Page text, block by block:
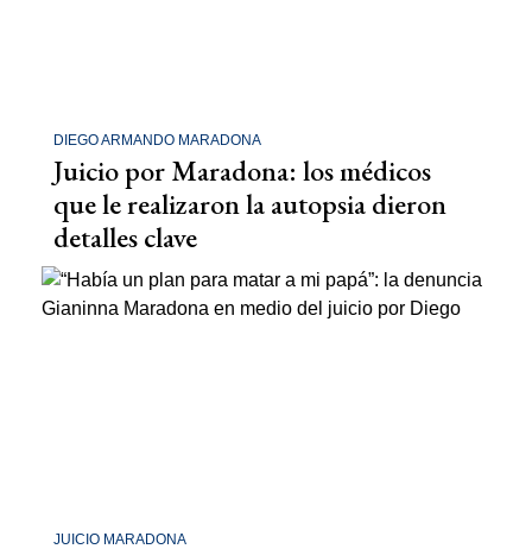
DIEGO ARMANDO MARADONA
Juicio por Maradona: los médicos
que le realizaron la autopsia dieron
detalles clave
JUICIO MARADONA